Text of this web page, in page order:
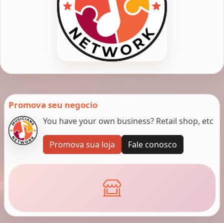
Promova seu negocio
You have your own business? Retail shop, etc
Promova sua loja Fale conosco